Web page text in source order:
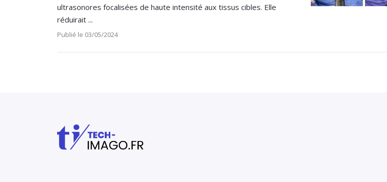
ultrasonores focalisées de haute intensité aux tissus cibles. Elle
réduirait ...
Publié le 03/05/2024